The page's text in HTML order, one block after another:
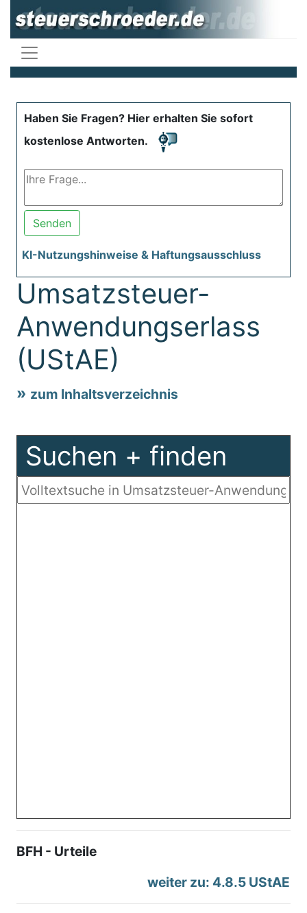
Haben Sie Fragen? Hier erhalten Sie sofort
kostenlose Antworten.
Senden
KI-Nutzungshinweise & Haftungsausschluss
Umsatzsteuer-
Anwendungserlass
(UStAE)
zum Inhaltsverzeichnis
Suchen + finden
BFH - Urteile
weiter zu: 4.8.5 UStAE